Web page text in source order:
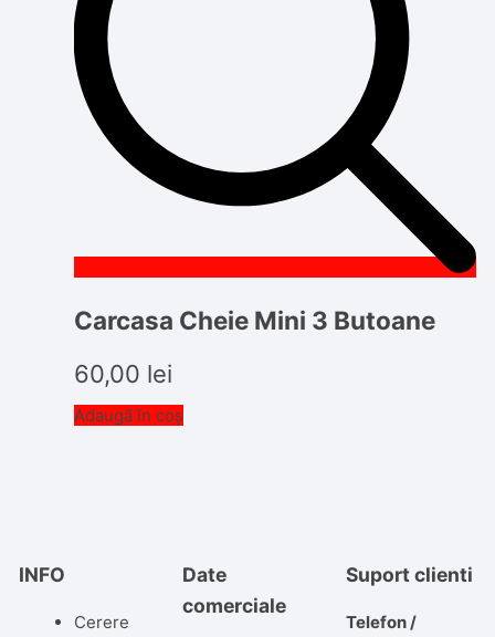
Carcasa Cheie Mini 3 Butoane
60,00 lei
Adaugă în coș
INFO
Cerere
Date
comerciale
Suport clienti
Telefon /